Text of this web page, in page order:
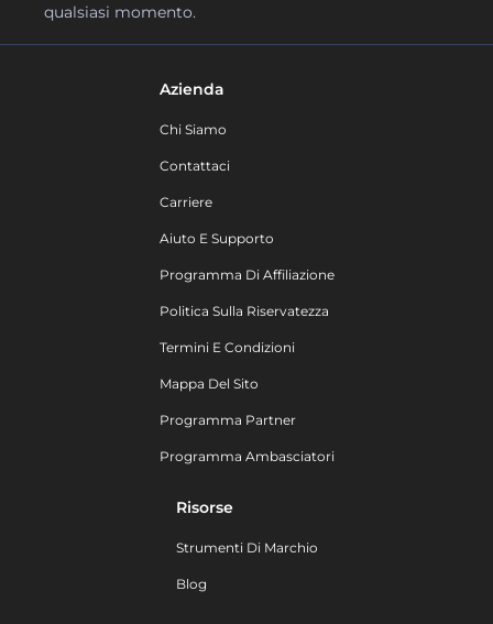
qualsiasi momento.
Azienda
Chi Siamo
Contattaci
Carriere
Aiuto E Supporto
Programma Di Affiliazione
Politica Sulla Riservatezza
Termini E Condizioni
Mappa Del Sito
Programma Partner
Programma Ambasciatori
Risorse
Strumenti Di Marchio
Blog